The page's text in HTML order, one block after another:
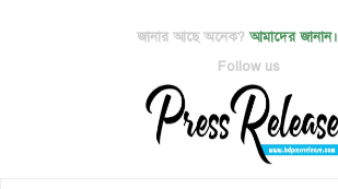
জানার আছে অনেক? আমাদের জানান।
Follow us